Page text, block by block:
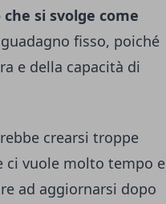
si svolge come
fisso, poiché
e della capacità di
crearsi troppe
ci vuole molto tempo e
ad aggiornarsi dopo